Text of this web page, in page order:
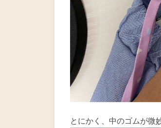
とにかく、中のゴムが微